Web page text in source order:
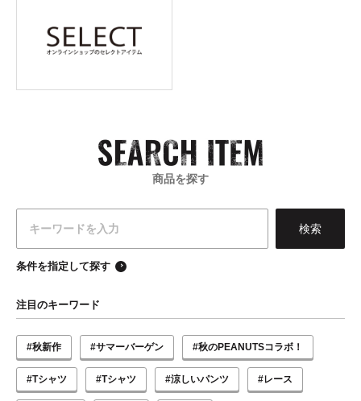
商品を探す
条件を指定して探す
注目のキーワード
#秋新作 #サマーバーゲン #秋のPEANUTSコラボ！
#Tシャツ #Tシャツ #涼しいパンツ #レース